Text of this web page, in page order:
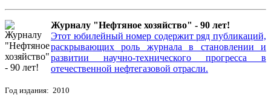
Журналу "Нефтяное хозяйство" - 90 лет!
Этот юбилейный номер содержит ряд публикаций,
раскрывающих роль журнала в становлении и
развитии научно-технического прогресса в
отечественной нефтегазовой отрасли.
Год издания: 2010